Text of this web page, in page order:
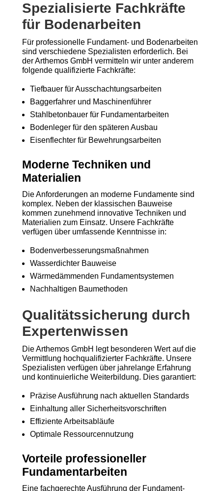
Spezialisierte Fachkräfte
für Bodenarbeiten
Für professionelle Fundament- und Bodenarbeiten
sind verschiedene Spezialisten erforderlich. Bei
der Arthemos GmbH vermitteln wir unter anderem
folgende qualifizierte Fachkräfte:
Tiefbauer für Ausschachtungsarbeiten
Baggerfahrer und Maschinenführer
Stahlbetonbauer für Fundamentarbeiten
Bodenleger für den späteren Ausbau
Eisenflechter für Bewehrungsarbeiten
Moderne Techniken und
Materialien
Die Anforderungen an moderne Fundamente sind
komplex. Neben der klassischen Bauweise
kommen zunehmend innovative Techniken und
Materialien zum Einsatz. Unsere Fachkräfte
verfügen über umfassende Kenntnisse in:
Bodenverbesserungsmaßnahmen
Wasserdichter Bauweise
Wärmedämmenden Fundamentsystemen
Nachhaltigen Baumethoden
Qualitätssicherung durch
Expertenwissen
Die Arthemos GmbH legt besonderen Wert auf die
Vermittlung hochqualifizierter Fachkräfte. Unsere
Spezialisten verfügen über jahrelange Erfahrung
und kontinuierliche Weiterbildung. Dies garantiert:
Präzise Ausführung nach aktuellen Standards
Einhaltung aller Sicherheitsvorschriften
Effiziente Arbeitsabläufe
Optimale Ressourcennutzung
Vorteile professioneller
Fundamentarbeiten
Eine fachgerechte Ausführung der Fundament-